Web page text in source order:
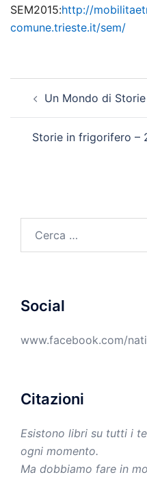
SEM2015:http://
comune.trieste.it/sem/
articoloUn Mondo di
Storie in frigorifero –
per:
Social
www.facebook.com/
Citazioni
Esistono libri su tutti i
ogni momento.
Ma dobbiamo fare in